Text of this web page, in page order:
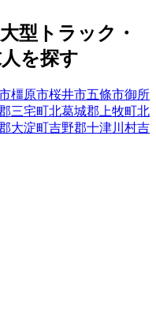
大型トラック・
を探す
橿原市桜井市五條市御所
三宅町北葛城郡上牧町北
大淀町吉野郡十津川村吉